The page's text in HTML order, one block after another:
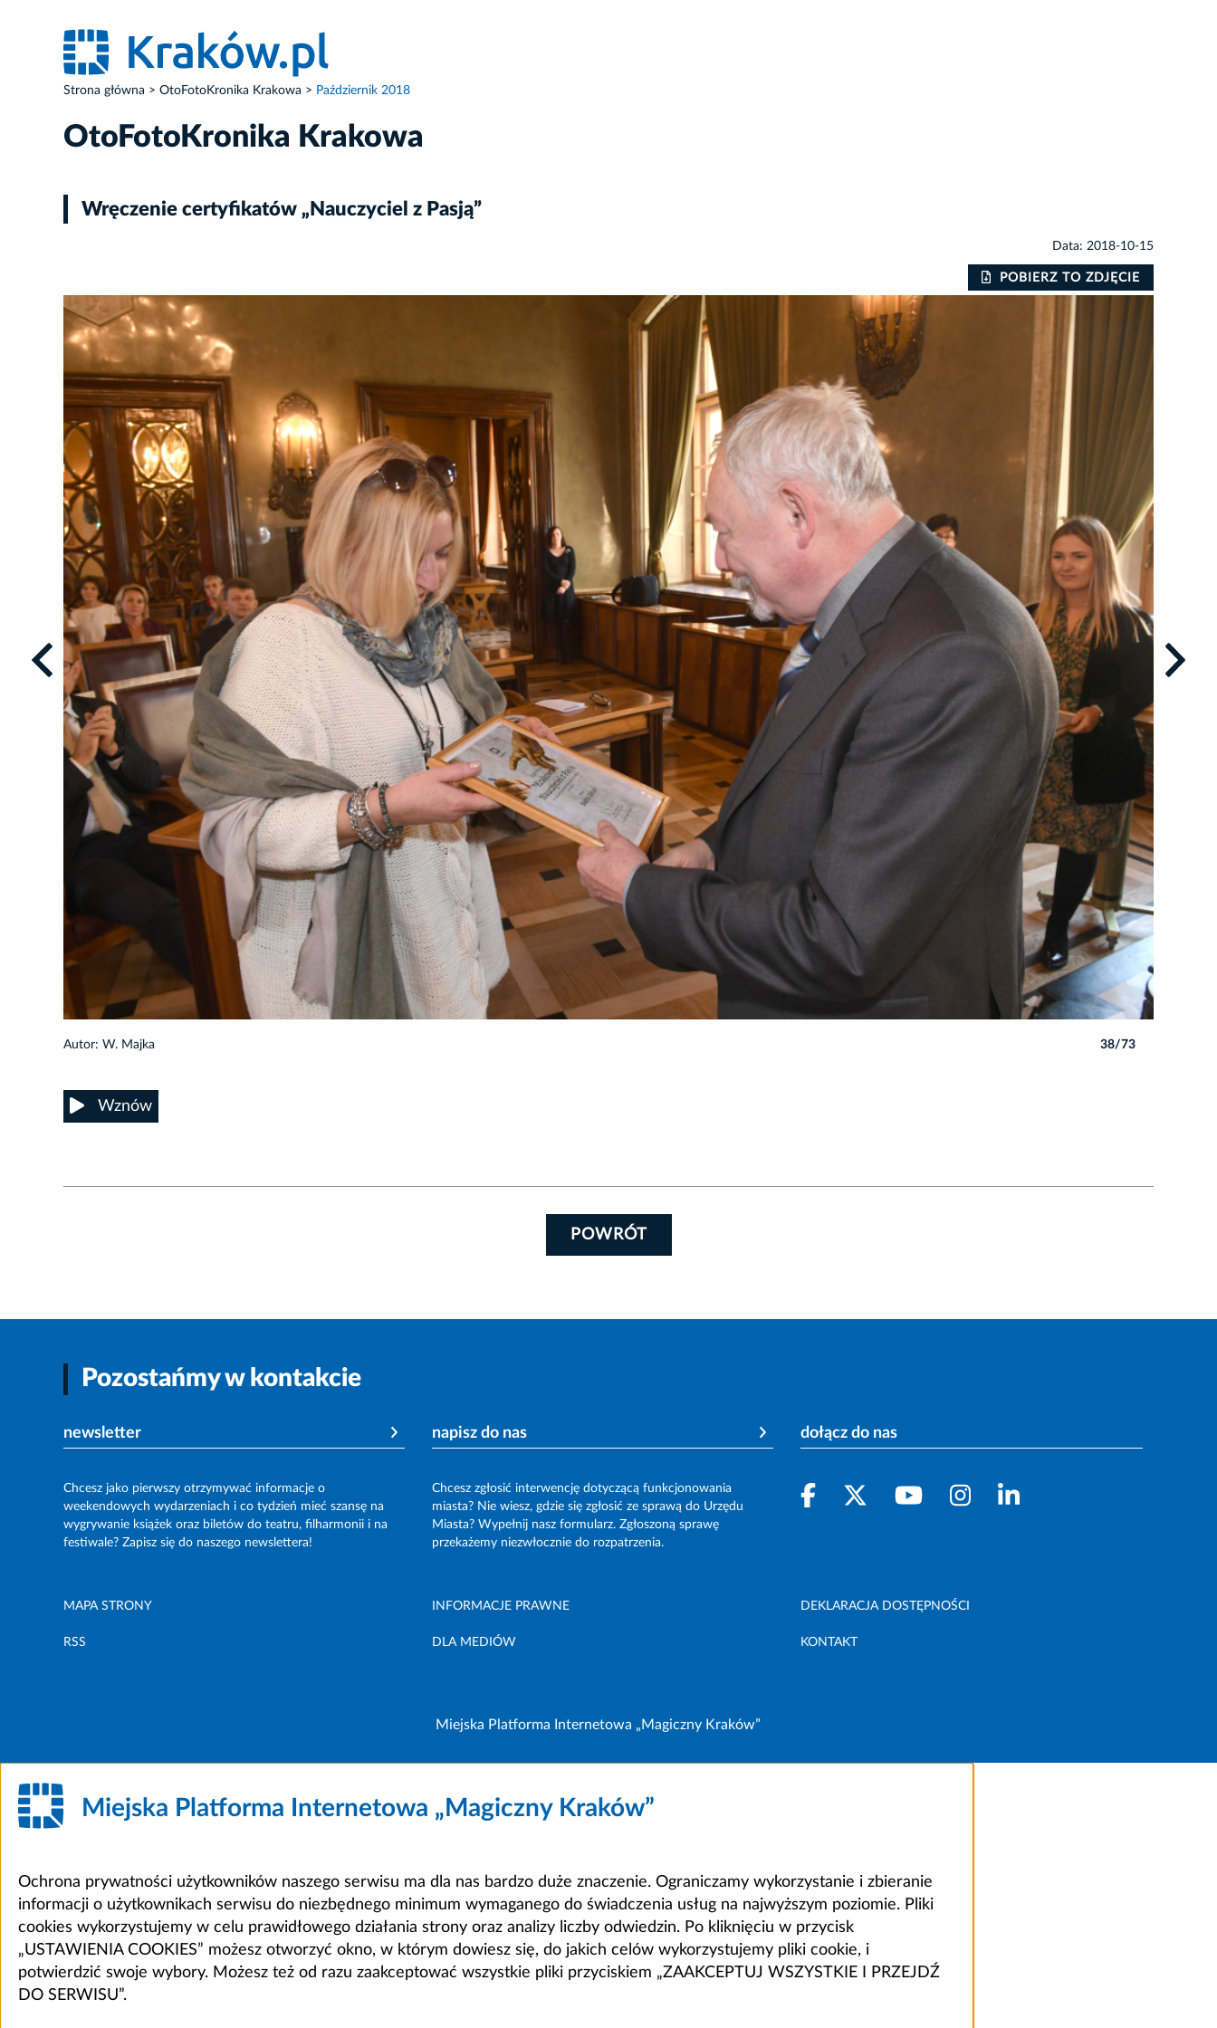
Strona główna OtoFotoKronika Krakowa Październik 2018
OtoFotoKronika Krakowa
Wręczenie certyfikatów „Nauczyciel z Pasją”
Data: 2018-10-15
POBIERZ TO ZDJĘCIE
Autor: W. Majka 38/73
Wznów
POWRÓT
Pozostańmy w kontakcie
newsletter
Chcesz jako pierwszy otrzymywać informacje o
weekendowych wydarzeniach i co tydzień mieć szansę na
wygrywanie książek oraz biletów do teatru, filharmonii i na
festiwale? Zapisz się do naszego newslettera!
napisz do nas
Chcesz zgłosić interwencję dotyczącą funkcjonowania
miasta? Nie wiesz, gdzie się zgłosić ze sprawą do Urzędu
Miasta? Wypełnij nasz formularz. Zgłoszoną sprawę
przekażemy niezwłocznie do rozpatrzenia.
dołącz do nas
MAPA STRONY INFORMACJE PRAWNE DEKLARACJA DOSTĘPNOŚCI
RSS DLA MEDIÓW KONTAKT
Miejska Platforma Internetowa „Magiczny Kraków”
Miejska Platforma Internetowa „Magiczny Kraków”
Ochrona prywatności użytkowników naszego serwisu ma dla nas bardzo duże znaczenie. Ograniczamy wykorzystanie i zbieranie
informacji o użytkownikach serwisu do niezbędnego minimum wymaganego do świadczenia usług na najwyższym poziomie. Pliki
cookies wykorzystujemy w celu prawidłowego działania strony oraz analizy liczby odwiedzin. Po kliknięciu w przycisk
„USTAWIENIA COOKIES” możesz otworzyć okno, w którym dowiesz się, do jakich celów wykorzystujemy pliki cookie, i
potwierdzić swoje wybory. Możesz też od razu zaakceptować wszystkie pliki przyciskiem „ZAAKCEPTUJ WSZYSTKIE I PRZEJDŹ
DO SERWISU”.